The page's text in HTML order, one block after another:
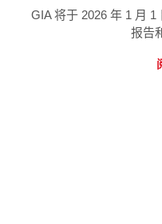
GIA 将于 2026 年 1 月
报告